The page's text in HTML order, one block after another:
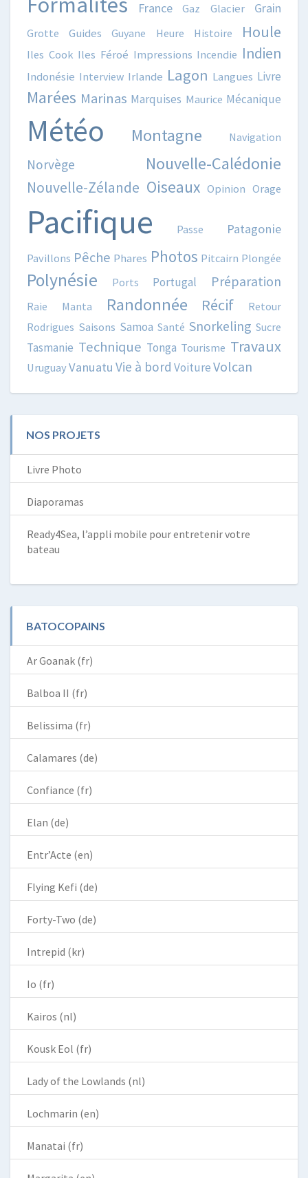
France Gaz Glacier Grain
Grotte Guides Guyane Heure Histoire Houle
Iles Cook Iles Féroé Impressions Incendie Indien
Indonésie Interview Irlande Lagon Langues Livre
Marées Marinas Marquises Maurice Mécanique
Météo Montagne Navigation
Norvège Nouvelle-Calédonie
Nouvelle-Zélande Oiseaux Opinion Orage
Pacifique Passe Patagonie
Pavillons Pêche Phares Photos Pitcairn Plongée
Polynésie Ports Portugal Préparation
Raie Manta Randonnée Récif
Retour
Rodrigues Saisons Samoa Santé Snorkeling Sucre
Tasmanie Technique Tonga Tourisme Travaux
UruguayVanuatu Vie à bord VoitureVolcan
NOS PROJETS
Livre Photo
Diaporamas
Ready4Sea, l’appli mobile pour entretenir votre
bateau
BATOCOPAINS
Ar Goanak (fr)
Balboa II (fr)
Belissima (fr)
Calamares (de)
Confiance (fr)
Elan (de)
Entr’Acte (en)
Flying Kefi (de)
Forty-Two (de)
Intrepid (kr)
Io (fr)
Kairos (nl)
Kousk Eol (fr)
Lady of the Lowlands (nl)
Lochmarin (en)
Manatai (fr)